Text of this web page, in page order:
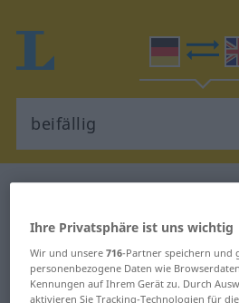
Deutsch-Englisch
"beifällig"
Ihre Privatsphäre ist uns wichtig
Wir und unsere716-Partner speichern und
personenbezogene Daten wie
Kennungen auf Ihrem Gerät zu. Durch
aktivieren Sie Tracking-Technologien für